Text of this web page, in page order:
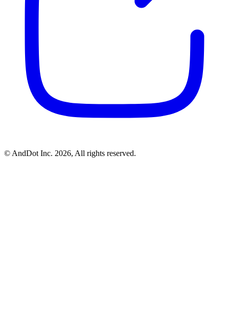
© AndDot Inc. 2026, All rights reserved.